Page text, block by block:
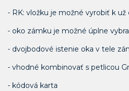
- RK: vložku je možné vyrobiť k
- oko zámku je možné úplne
- dvojbodové istenie oka v tele
- vhodné kombinovať s petlicou
- kódová karta